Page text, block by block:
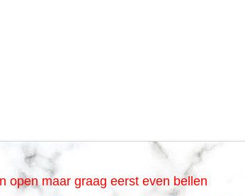
open maar graag eerst even bellen